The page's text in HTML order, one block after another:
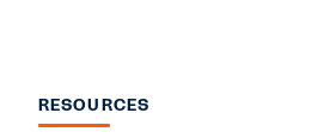
RESOURCES